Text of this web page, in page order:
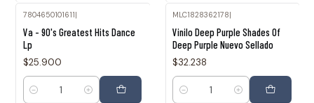
7804650101611
Va - 90's Greatest Hits Dance
Lp
$25.900
Cantidad
MLC1828362178
Vinilo Deep Purple Shades Of
Deep Purple Nuevo Sellado
$32.238
Cantidad